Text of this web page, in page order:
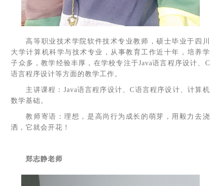
高等职业技术学院软件技术专业教师，硕士毕业于四川
大学计算机科学与技术专业，从事教育工作近十年，培养学
子众多，教学经验丰厚，在学校专注于Java语言程序设计、C
语言程序设计等方面的教学工作。
主讲课程：Java语言程序设计、C语言程序设计、计算机
数学基础。
教师寄语：理想，是高尚行为成长的萌芽，用毅力去浇
洒，它就会开花！
郑志静老师